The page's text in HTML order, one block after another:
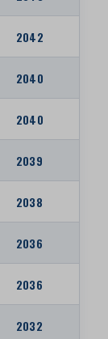
2042
2040
2040
2039
2038
2036
2036
2032